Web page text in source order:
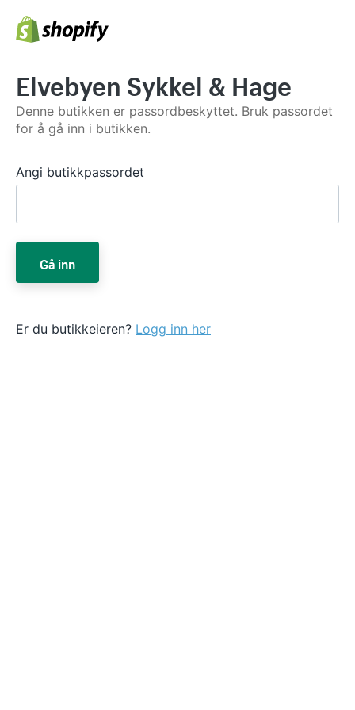
Elvebyen Sykkel & Hage
Denne butikken er passordbeskyttet. Bruk passordet
for å gå inn i butikken.
Angi butikkpassordet
Gå inn
Er du butikkeieren? Logg inn her